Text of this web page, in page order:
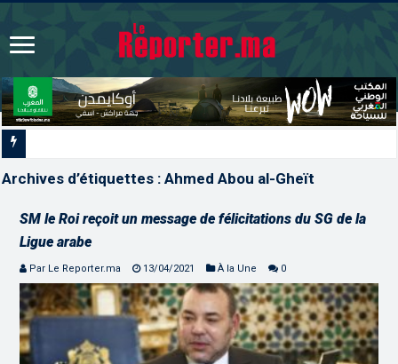
Archives d’étiquettes :Ahmed Abou al-Gheït
SM le Roi reçoit un message de félicitations du SG de la
Ligue arabe
Par Le Reporter.ma 13/04/2021 À la Une 0